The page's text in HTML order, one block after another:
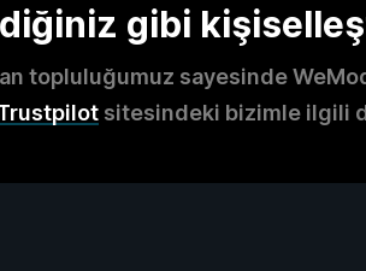
gibi
topluluğumuz sayesinde
sitesindeki bizimle ilgili